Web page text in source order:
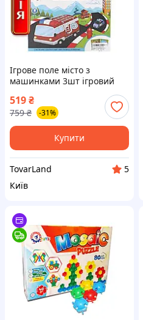
Ігрове поле місто з
машинками 3шт ігровий
дітей вдома та в дорозі
519₴
759 ₴ -31%
Купити
TovarLand
5
Київ